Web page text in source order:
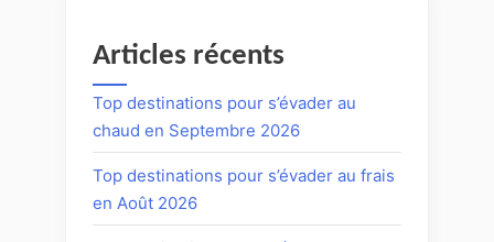
Articles récents
Top destinations pour s’évader au
chaud en Septembre 2026
Top destinations pour s’évader au frais
en Août 2026